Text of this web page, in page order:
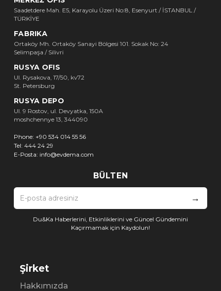
Saadetdere Mah. E5, Karayolu Üzeri No:8, Esenyurt / İSTANBUL /
TÜRKİYE
FABRIKA
Ortaköy Mh. Ortaköy Sanayi Bölgesi 101. Sokak No: 24
Selimpaşa / Silivri
RUSYA OFIS
Ul. Rysakova, 17/50, kv72
St. Petersburg
RUSYA DEPO
Ul. 9 Rostov, ul. Devyatka, 150A
moshchennye 13, 344090
Phone: +90 534 014 55 56
Tel: 444 24 29
E-Posta: info@evdema.com
BÜLTEN
→
Du&Ka Haberlerini, Etkinliklerini ve Güncel Gündemini
Kaçırmamak için Kaydolun!
Şirket
Hakkımızda